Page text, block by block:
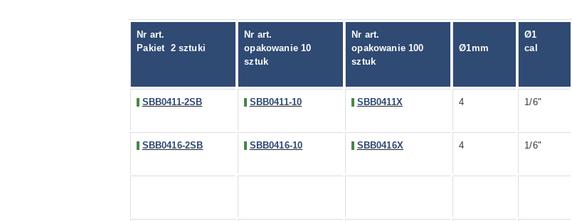
Nr art.
Pakiet 2 sztuki
Nr art.
opakowanie 10
sztuk
Nr art.
opakowanie 100
sztuk
Ø1mm
Ø1
cal
SBB0411-2SB SBB0411-10 SBB0411X 4 1/6"
SBB0416-2SB SBB0416-10 SBB0416X 4 1/6"